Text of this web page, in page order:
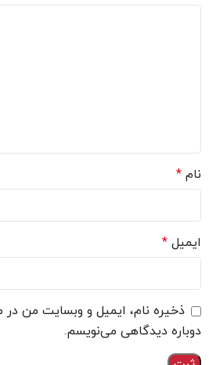
نام *
ایمیل *
ذخیره نام، ایمیل و وبسایت من در
دوباره دیدگاهی می‌نویسم.